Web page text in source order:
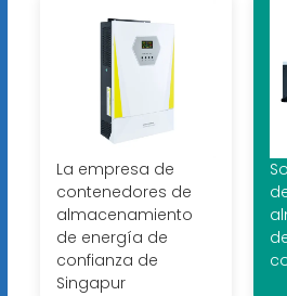
La empresa de
contenedores de
almacenamiento
de energía de
confianza de
Singapur